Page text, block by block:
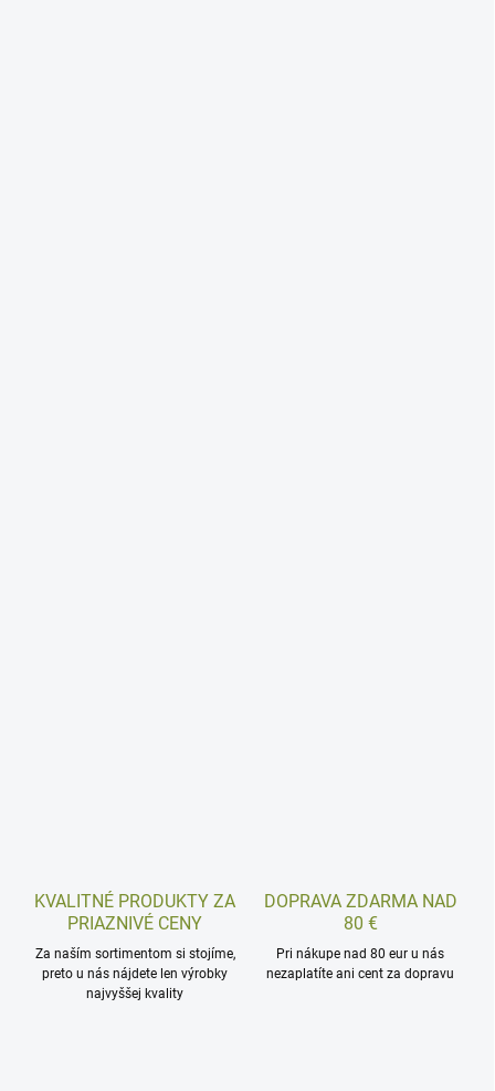
KVALITNÉ PRODUKTY ZA
PRIAZNIVÉ CENY
Za naším sortimentom si stojíme,
preto u nás nájdete len výrobky
najvyššej kvality
DOPRAVA ZDARMA NAD
80 €
Pri nákupe nad 80 eur u nás
nezaplatíte ani cent za dopravu